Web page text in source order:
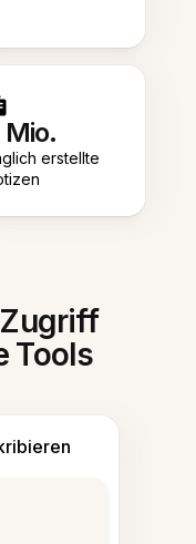
Mio.
erstellte
Tools